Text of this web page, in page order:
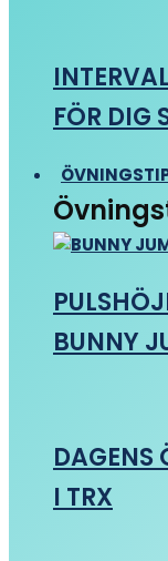
FÖR DIG
BUNNY
DAGENS
I TRX